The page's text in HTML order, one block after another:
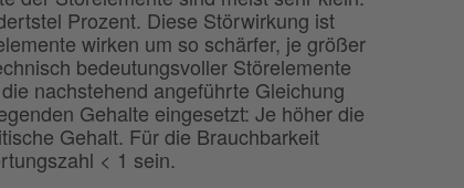
Prozent. Diese Störwirkung ist
wirken um so schärfer, je größer
bedeutungsvoller Störelemente
nachstehend angeführte Gleichung
Gehalte eingesetzt: Je höher die
Gehalt. Für die Brauchbarkeit
< 1 sein.